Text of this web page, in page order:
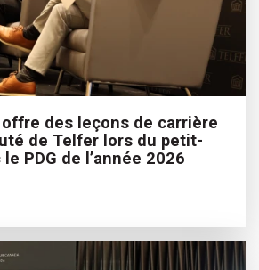
offre des leçons de carrière
de Telfer lors du petit-
PDG de l’année 2026